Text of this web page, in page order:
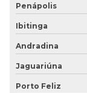
Placas de
Placas de
Placas de
Penápolis
Ibitinga
Andradina
Jaguariúna
Porto Feliz